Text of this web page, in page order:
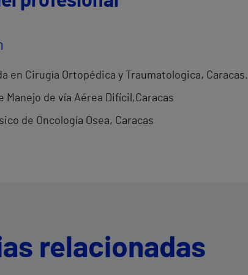
en Cirugía Ortopédica y Traumatologica, Caracas.
Manejo de vía Aérea Difícil,Caracas
de Oncología Osea, Caracas
relacionadas